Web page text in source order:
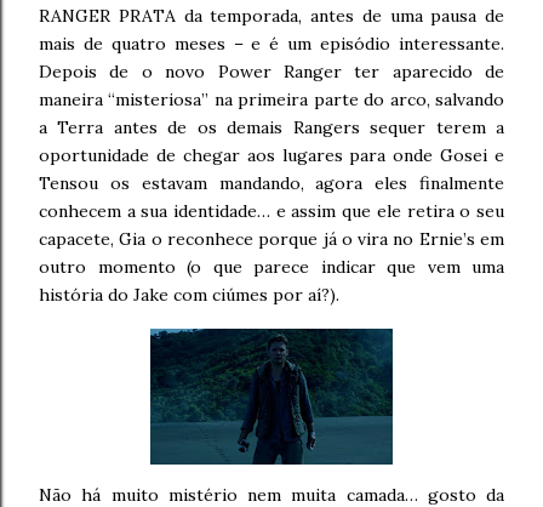
RANGER PRATA da temporada, antes de uma pausa de
mais de quatro meses – e é um episódio interessante.
Depois de o novo Power Ranger ter aparecido de
maneira “misteriosa” na primeira parte do arco, salvando
a Terra antes de os demais Rangers sequer terem a
oportunidade de chegar aos lugares para onde Gosei e
Tensou os estavam mandando, agora eles finalmente
conhecem a sua identidade… e assim que ele retira o seu
capacete, Gia o reconhece porque já o vira no Ernie’s em
outro momento (o que parece indicar que vem uma
história do Jake com ciúmes por aí?).
Não há muito mistério nem muita camada… gosto da